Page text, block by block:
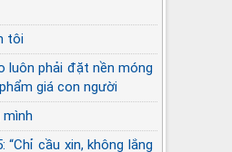
tôi
luôn phải đặt nền móng
giá con người
“Chỉ cầu xin, không lắng